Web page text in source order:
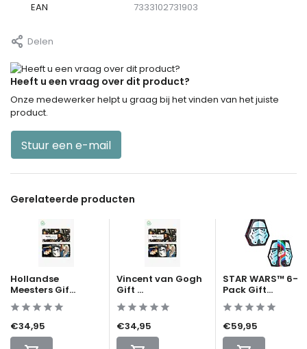
EAN 7333102731903
Delen
Heeft u een vraag over dit product?
Onze medewerker helpt u graag bij het vinden van het juiste
product.
Stuur een e-mail
Gerelateerde producten
Hollandse
Meesters Gif...
€34,95
Vincent van Gogh
Gift ...
€34,95
STAR WARS™ 6-
Pack Gift...
€59,95